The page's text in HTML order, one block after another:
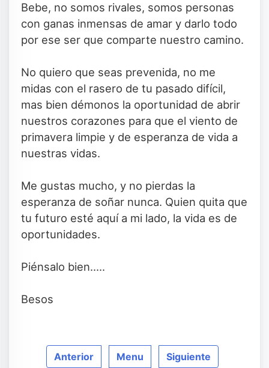
Bebe, no somos rivales, somos personas
con ganas inmensas de amar y darlo todo
por ese ser que comparte nuestro camino.
No quiero que seas prevenida, no me
midas con el rasero de tu pasado difícil,
mas bien démonos la oportunidad de abrir
nuestros corazones para que el viento de
primavera limpie y de esperanza de vida a
nuestras vidas.
Me gustas mucho, y no pierdas la
esperanza de soñar nunca. Quien quita que
tu futuro esté aquí a mi lado, la vida es de
oportunidades.
Piénsalo bien.....
Besos
Anterior Menu Siguiente